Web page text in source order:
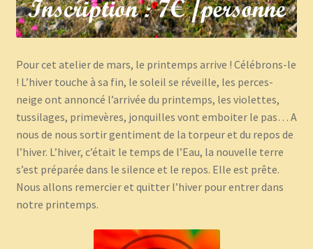
Pour cet atelier de mars, le printemps arrive ! Célébrons-le
! L’hiver touche à sa fin, le soleil se réveille, les perces-
neige ont annoncé l’arrivée du printemps, les violettes,
tussilages, primevères, jonquilles vont emboiter le pas… A
nous de nous sortir gentiment de la torpeur et du repos de
l’hiver. L’hiver, c’était le temps de l’Eau, la nouvelle terre
s’est préparée dans le silence et le repos. Elle est prête.
Nous allons remercier et quitter l’hiver pour entrer dans
notre printemps.